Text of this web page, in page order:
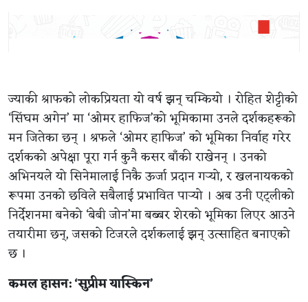
ज्याकी श्राफको लोकप्रियता यो वर्ष झन् चम्कियो । रोहित शेट्टीको
‘सिंघम अगेन’ मा ‘ओमर हाफिज’को भूमिकामा उनले दर्शकहरूको
मन जितेका छन् । श्रफले ‘ओमर हाफिज’ को भूमिका निर्वाह गरेर
दर्शकको अपेक्षा पूरा गर्न कुनै कसर बाँकी राखेनन् । उनको
अभिनयले यो सिनेमालाई निकै ऊर्जा प्रदान गर्‍यो, र खलनायकको
रूपमा उनको छविले सबैलाई प्रभावित पार्‍यो । अब उनी एट्लीको
निर्देशनमा बनेको ‘बेबी जोन’मा बब्बर शेरको भूमिका लिएर आउने
तयारीमा छन्, जसको टिजरले दर्शकलाई झन् उत्साहित बनाएको
छ ।
कमल हासन: ‘सुप्रीम यास्किन’